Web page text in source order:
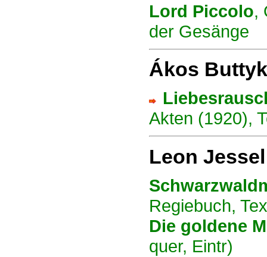
Lord Piccolo,
der Gesänge
Ákos
Akten (1920),
Leon
Regiebuch,
Die goldene
quer, Eintr)